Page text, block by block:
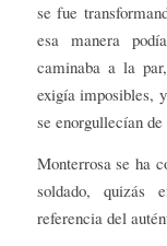
se fue
esa manera
caminaba a la
exigía imposibles,
se enorgullecían
Monterrosa se ha
soldado, quizás
referencia del